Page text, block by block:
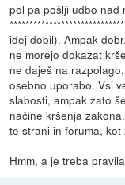
pol pa pošlji udbo nad
idej dobil). Ampak
ne morejo dokazat
ne daješ na
osebno uporabo. Vsi
slabosti, ampak zato
načine kršenja
te strani in foruma, kot
Hmm, a je treba